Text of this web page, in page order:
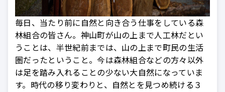
毎日、当たり前に自然と向き合う仕事をしている森
林組合の皆さん。神山町が山の上まで人工林だとい
うことは、半世紀前までは、山の上まで町民の生活
圏だったということ。今は森林組合などの方々以外
は足を踏み入れることの少ない大自然になっていま
す。時代の移り変わりと、自然とを見つめ続ける３